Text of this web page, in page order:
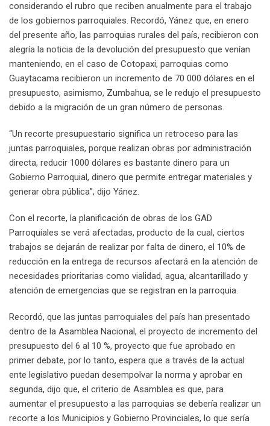
considerando el rubro que reciben anualmente para el trabajo
de los gobiernos parroquiales. Recordó, Yánez que, en enero
del presente año, las parroquias rurales del país, recibieron con
alegría la noticia de la devolución del presupuesto que venían
manteniendo, en el caso de Cotopaxi, parroquias como
Guaytacama recibieron un incremento de 70 000 dólares en el
presupuesto, asimismo, Zumbahua, se le redujo el presupuesto
debido a la migración de un gran número de personas.
“Un recorte presupuestario significa un retroceso para las
juntas parroquiales, porque realizan obras por administración
directa, reducir 1000 dólares es bastante dinero para un
Gobierno Parroquial, dinero que permite entregar materiales y
generar obra pública”, dijo Yánez.
Con el recorte, la planificación de obras de los GAD
Parroquiales se verá afectadas, producto de la cual, ciertos
trabajos se dejarán de realizar por falta de dinero, el 10% de
reducción en la entrega de recursos afectará en la atención de
necesidades prioritarias como vialidad, agua, alcantarillado y
atención de emergencias que se registran en la parroquia.
Recordó, que las juntas parroquiales del país han presentado
dentro de la Asamblea Nacional, el proyecto de incremento del
presupuesto del 6 al 10 %, proyecto que fue aprobado en
primer debate, por lo tanto, espera que a través de la actual
ente legislativo puedan desempolvar la norma y aprobar en
segunda, dijo que, el criterio de Asamblea es que, para
aumentar el presupuesto a las parroquias se debería realizar un
recorte a los Municipios y Gobierno Provinciales, lo que sería